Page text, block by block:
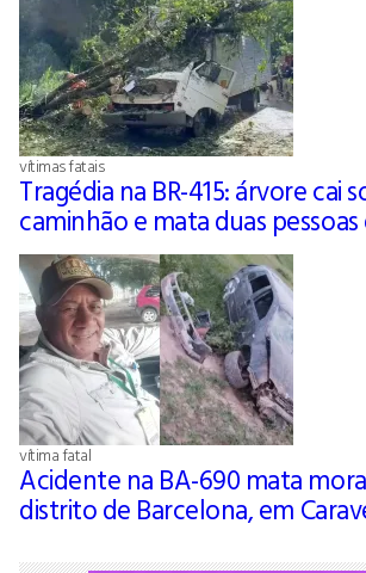
vítimas fatais
Tragédia na BR-415: árvore cai
caminhão e mata duas
vítima fatal
Acidente na BA-690 mata
distrito de Barcelona, em